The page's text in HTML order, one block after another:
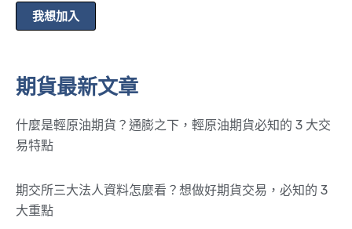
我想加入
期貨最新文章
什麼是輕原油期貨？通膨之下，輕原油期貨必知的 3 大交
易特點
期交所三大法人資料怎麼看？想做好期貨交易，必知的 3
大重點